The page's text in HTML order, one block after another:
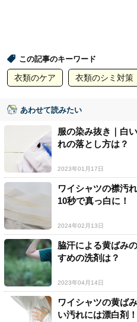
この記事のキーワード
衣類のケア 衣類のシミ対策
あわせて読みたい
服の染み抜き｜白
れの落とし方は？
2023年01月17日
ワイシャツの襟汚
10秒で真っ白に！
2024年02月13日
脇汗による黄ばみ
すめの洗剤は？
2023年04月14日
ワイシャツの黄ば
い汚れには漂白剤！